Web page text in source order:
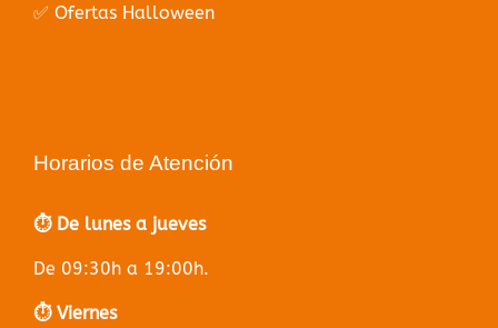
✅ Ofertas Halloween
Horarios de Atención
⏱️ De lunes a jueves
De 09:30h a 19:00h.
⏱️ Viernes